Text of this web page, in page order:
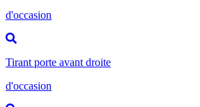
d'occasion
Tirant porte avant droite
d'occasion